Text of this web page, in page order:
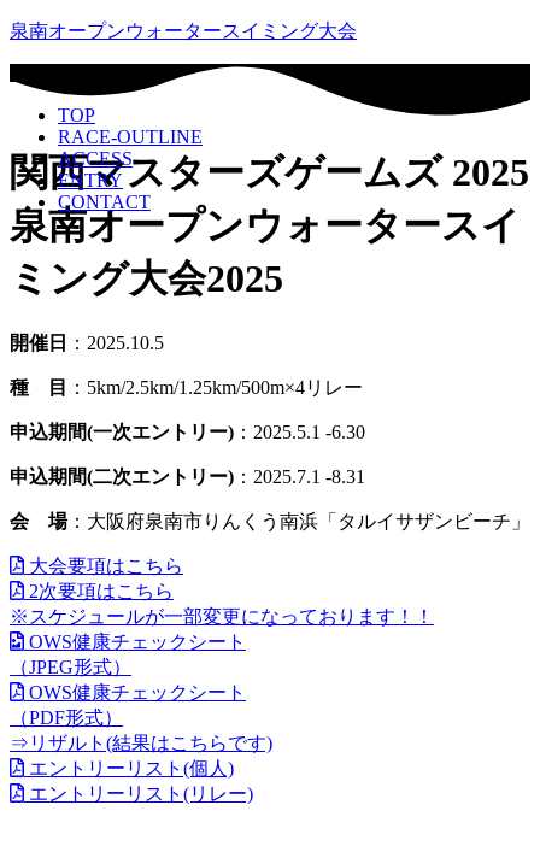
泉南オープンウォータースイミング大会
TOP
RACE-OUTLINE
ACCESS
ENTRY
CONTACT
関西マスターズゲームズ 2025
泉南オープンウォータースイ
ミング大会2025
開催日 ：2025.10.5
種 目 ：5km/2.5km/1.25km/500m×4リレー
申込期間(一次エントリー) ：2025.5.1 -6.30
申込期間(二次エントリー) ：2025.7.1 -8.31
会 場：大阪府泉南市りんくう南浜「タルイサザンビーチ」
大会要項はこちら
2次要項はこちら
※スケジュールが一部変更になっております！！
OWS健康チェックシート
（JPEG形式）
OWS健康チェックシート
（PDF形式）
⇒リザルト(結果はこちらです)
エントリーリスト(個人)
エントリーリスト(リレー)